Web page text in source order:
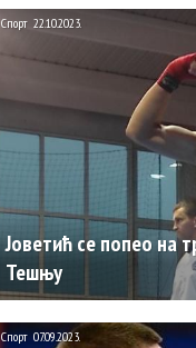
Јоветић се попео на
Тешњу
Спорт 22.10.2023.
Спорт 07.09.2023.